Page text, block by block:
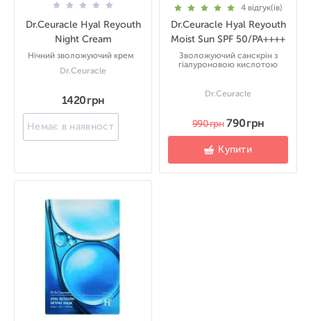
Dr.Ceuracle Hyal Reyouth
Night Cream
Нічний зволожуючий крем
Dr.Ceuracle
1420 грн
Немає в наявності
4 відгук(ів)
Dr.Ceuracle Hyal Reyouth
Moist Sun SPF 50/PA++++
Зволожуючий санскрін з
гіалуроновою кислотою
Dr.Ceuracle
990 грн 790 грн
Купити